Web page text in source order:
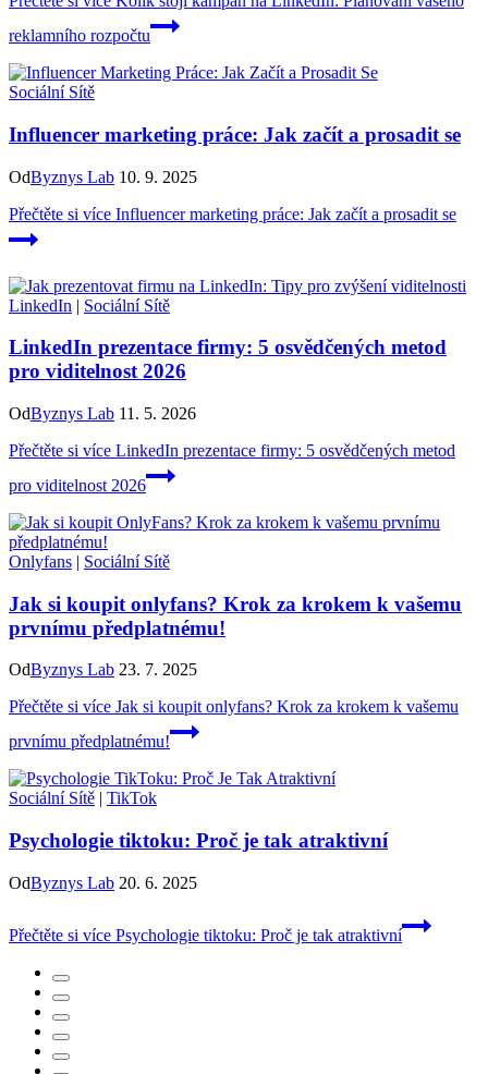
reklamního rozpočtu
Sociální Sítě
Influencer marketing práce: Jak začít a prosadit se
OdByznys Lab 10. 9. 2025
Přečtěte si více Influencer marketing práce: Jak začít a prosadit se
LinkedIn | Sociální Sítě
LinkedIn prezentace firmy: 5 osvědčených metod
pro viditelnost 2026
OdByznys Lab 11. 5. 2026
Přečtěte si více LinkedIn prezentace firmy: 5 osvědčených metod
pro viditelnost 2026
Onlyfans | Sociální Sítě
Jak si koupit onlyfans? Krok za krokem k vašemu
prvnímu předplatnému!
OdByznys Lab 23. 7. 2025
Přečtěte si více Jak si koupit onlyfans? Krok za krokem k vašemu
prvnímu předplatnému!
Sociální Sítě | TikTok
Psychologie tiktoku: Proč je tak atraktivní
OdByznys Lab 20. 6. 2025
Přečtěte si více Psychologie tiktoku: Proč je tak atraktivní